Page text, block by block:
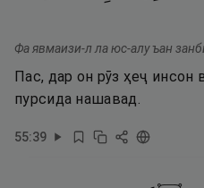
Фа явмаизи-л ла юс-алу ъан
Пас, дар он рӯз ҳеҷ инсон
пурсида нашавад.
55:39